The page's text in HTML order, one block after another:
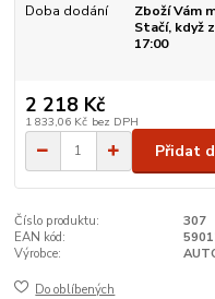
Doba dodání
Zboží Vám
Stačí, když
17:00
2 218 Kč
1 833,06 Kč bez DPH
Přidat
Číslo produktu:
307
EAN kód:
Výrobce:
Do oblíbených